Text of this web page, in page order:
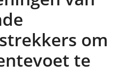
om
te